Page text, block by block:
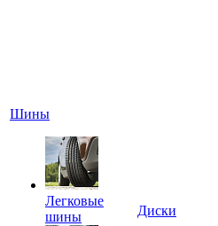
Шины
Легковые
шины
Диски